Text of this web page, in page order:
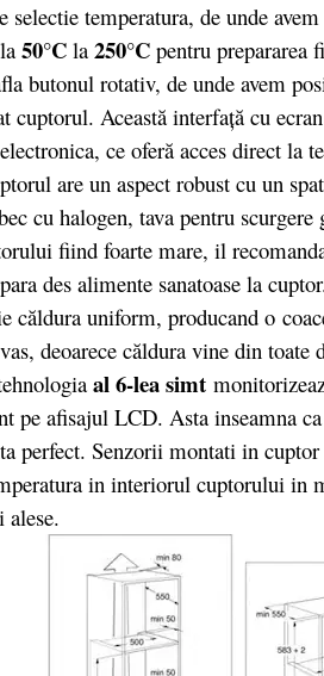
selectie temperatura, de unde
50°C la 250°C pentru prepararea
butonul rotativ, de unde avem
cuptorul. Această interfaţă cu
ce oferă acces direct la
are un aspect robust cu un
cu halogen, tava pentru
fiind foarte mare, il
des alimente sanatoase la
căldura uniform, producand o
deoarece căldura vine din
al 6-lea simt
pe afisajul LCD. Asta inseamna
perfect. Senzorii montati in
in interiorul cuptorului in
alese.